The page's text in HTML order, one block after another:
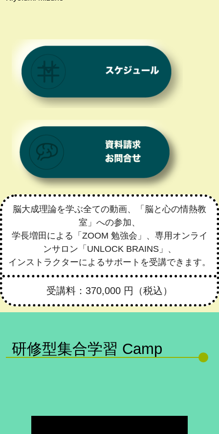
脳大成理論を学ぶ全ての動画、「脳と心の情熱教
室」への参加、
学長増田による「ZOOM 勉強会」、専用オンライ
ンサロン「UNLOCK BRAINS」、
インストラクターによるサポートを受講できます。
受講料：370,000 円（税込）
研修型集合学習 Camp